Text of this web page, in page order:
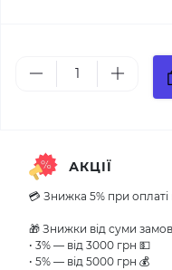
АКЦІЇ
💳 Знижка 5% при
🎁 Знижки від суми
• 3% — від 3000 грн 💵
• 5% — від 5000 грн 💰